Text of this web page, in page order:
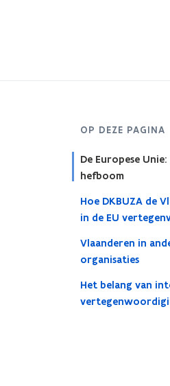
OP DEZE PAGINA
De Europese
hefboom
Hoe DKBUZA de
in de EU
Vlaanderen in
organisaties
Het belang van